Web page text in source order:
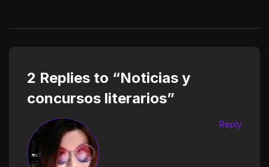
2 Replies to “Noticias y
concursos literarios”
Reply